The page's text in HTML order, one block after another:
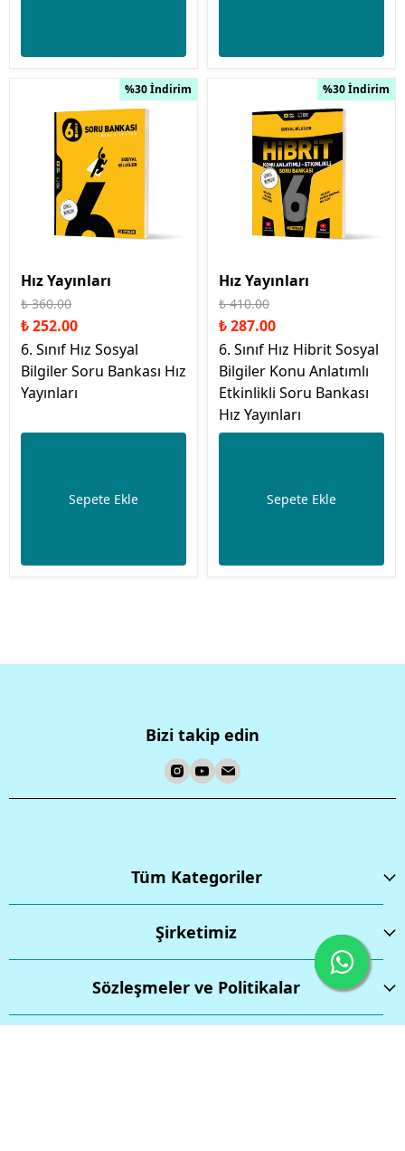
%30 İndirim
Hız Yayınları
₺ 360.00
₺ 252.00
6. Sınıf Hız Sosyal
Bilgiler Soru Bankası Hız
Yayınları
Sepete Ekle
%30 İndirim
Hız Yayınları
₺ 410.00
₺ 287.00
6. Sınıf Hız Hibrit Sosyal
Bilgiler Konu Anlatımlı
Etkinlikli Soru Bankası
Hız Yayınları
Sepete Ekle
Bizi takip edin
Tüm Kategoriler
Şirketimiz
Sözleşmeler ve Politikalar